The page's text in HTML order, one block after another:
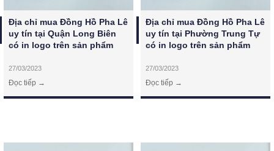
Địa chỉ mua Đồng Hồ Pha Lê
uy tín tại Quận Long Biên
có in logo trên sản phẩm
27/03/2023
Đọc tiếp →
Địa chỉ mua Đồng Hồ Pha Lê
uy tín tại Phường Trung Tự
có in logo trên sản phẩm
27/03/2023
Đọc tiếp →